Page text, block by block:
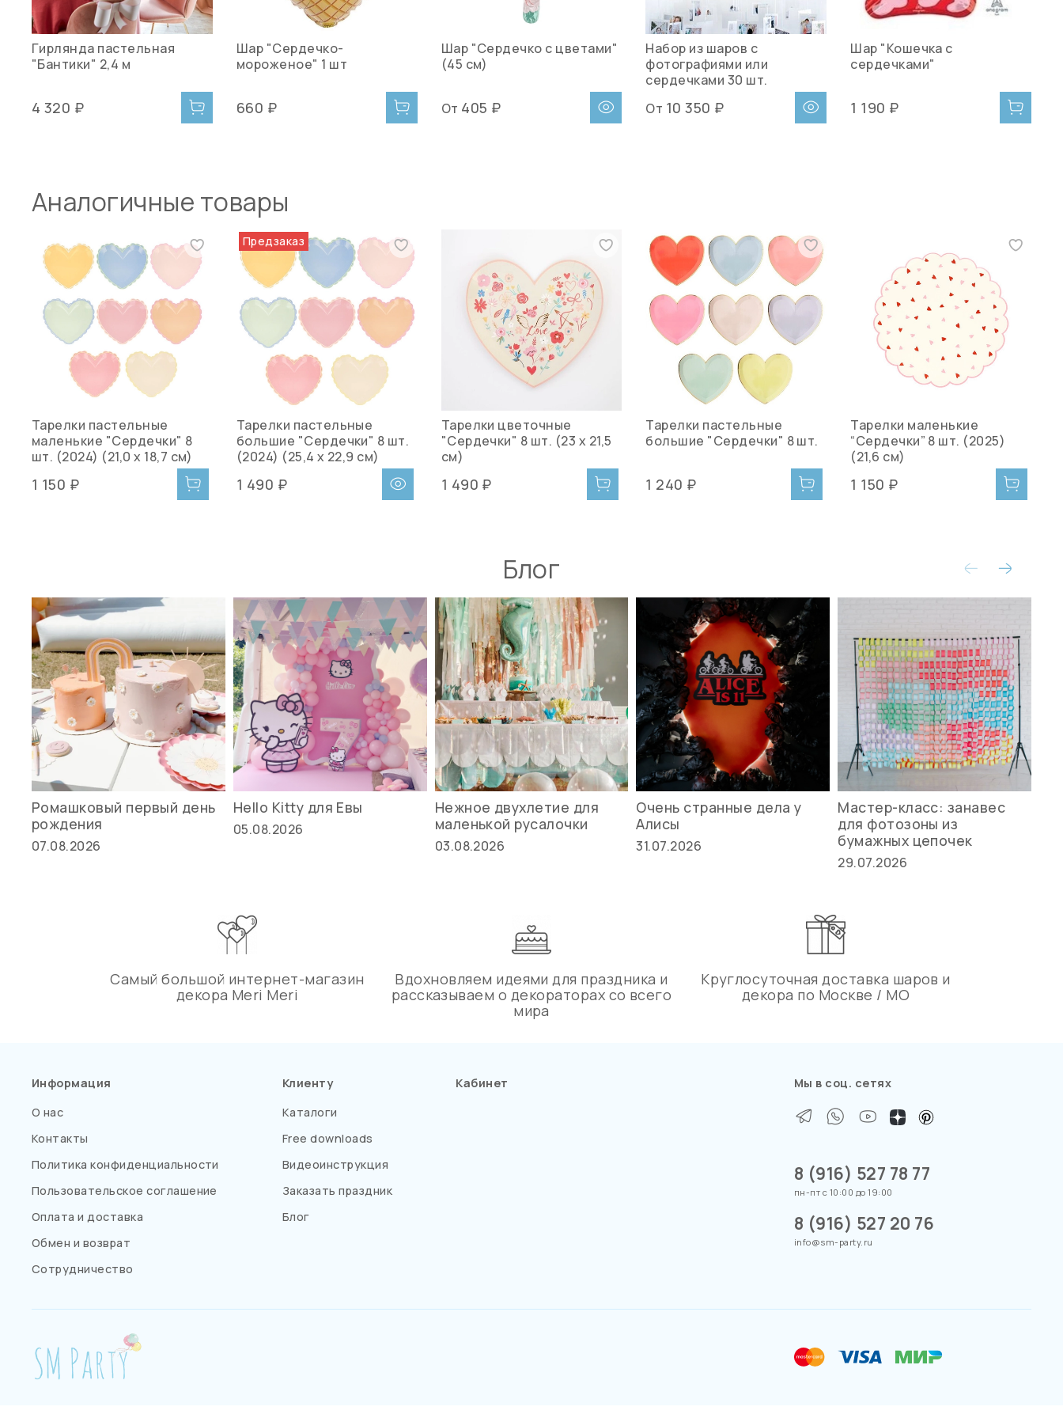
Гирлянда пастельная
"Бантики" 2,4 м
4 320 ₽
Шар "Сердечко-
мороженое" 1 шт
660 ₽
Шар "Сердечко с цветами"
(45 см)
От 405 ₽
Набор из шаров с
фотографиями или
сердечками 30 шт.
От 10 350 ₽
Шар "Кошечка с
сердечками"
1 190 ₽
Аналогичные товары
Тарелки пастельные
маленькие "Сердечки" 8
шт. (2024) (21,0 x 18,7 см)
1 150 ₽
Предзаказ
Тарелки пастельные
большие "Сердечки" 8 шт.
(2024) (25,4 x 22,9 см)
1 490 ₽
Тарелки цветочные
"Сердечки" 8 шт. (23 х 21,5
см)
1 490 ₽
Тарелки пастельные
большие "Сердечки" 8 шт.
1 240 ₽
Тарелки маленькие
“Сердечки” 8 шт. (2025)
(21,6 см)
1 150 ₽
Блог
Ромашковый первый день
рождения
07.08.2026
Hello Kitty для Евы
05.08.2026
Нежное двухлетие для
маленькой русалочки
03.08.2026
Очень странные дела у
Алисы
31.07.2026
Мастер-класс: занавес
для фотозоны из
бумажных цепочек
29.07.2026
Самый большой интернет-магазин
декора Meri Meri
Вдохновляем идеями для праздника и
рассказываем о декораторах со всего
мира
Круглосуточная доставка шаров и
декора по Москве / МО
Информация
О нас
Контакты
Политика конфиденциальности
Пользовательское соглашение
Оплата и доставка
Обмен и возврат
Сотрудничество
Клиенту
Каталоги
Free downloads
Видеоинструкция
Заказать праздник
Блог
Кабинет Мы в соц. сетях
8 (916) 527 78 77
пн-пт с 10:00 до 19:00
8 (916) 527 20 76
info@sm-party.ru